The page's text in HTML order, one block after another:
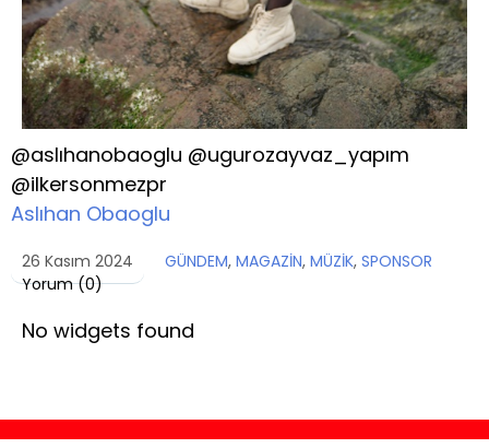
@aslıhanobaoglu @ugurozayvaz_yapım
@ilkersonmezpr
Aslıhan Obaoglu
26 Kasım 2024 GÜNDEM, MAGAZİN, MÜZİK, SPONSOR
Yorum (0)
No widgets found